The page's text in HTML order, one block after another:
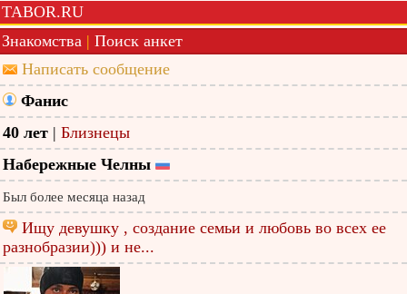
TABOR.RU
Знакомства | Поиск анкет
Написать сообщение
Фанис
40 лет | Близнецы
Набережные Челны
Был более месяца назад
Ищу девушку , создание семьи и любовь во всех ее
разнобразии))) и не...